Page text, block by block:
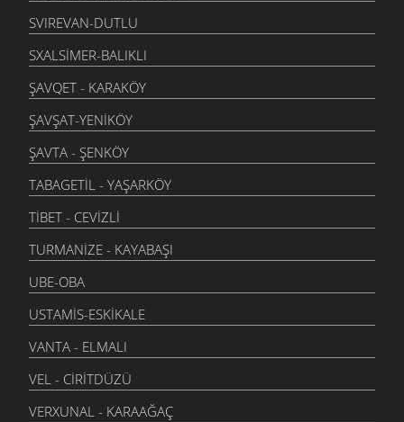
SVIREVAN-DUTLU
SXALSIMER-BALIKLI
ŞAVQET - KARAKÖY
ŞAVŞAT-YENIKÖY
ŞAVTA - ŞENKÖY
TABAGETIL - YAŞARKÖY
TIBET - CEVIZLI
TURMANIZE - KAYABAŞI
UBE-OBA
USTAMIS-ESKIKALE
VANTA - ELMALI
VEL - CIRITDÜZÜ
VERXUNAL - KARAAĞAÇ